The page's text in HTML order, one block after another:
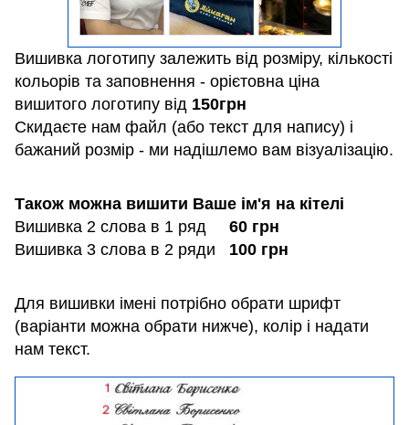
Вишивка логотипу залежить від розміру, кількості
кольорів та заповнення - орієтовна ціна
вишитого логотипу від 150грн
Скидаєте нам файл (або текст для напису) і
бажаний розмір - ми надішлемо вам візуалізацію.
Також можна вишити Ваше ім'я на кітелі
Вишивка 2 слова в 1 ряд 60 грн
Вишивка 3 слова в 2 ряди 100 грн
Для вишивки імені потрібно обрати шрифт
(варіанти можна обрати нижче), колір і надати
нам текст.